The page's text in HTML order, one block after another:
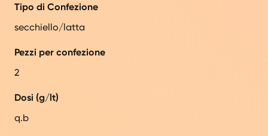
Tipo di Confezione
secchiello/latta
Pezzi per confezione
2
Dosi (g/lt)
q.b